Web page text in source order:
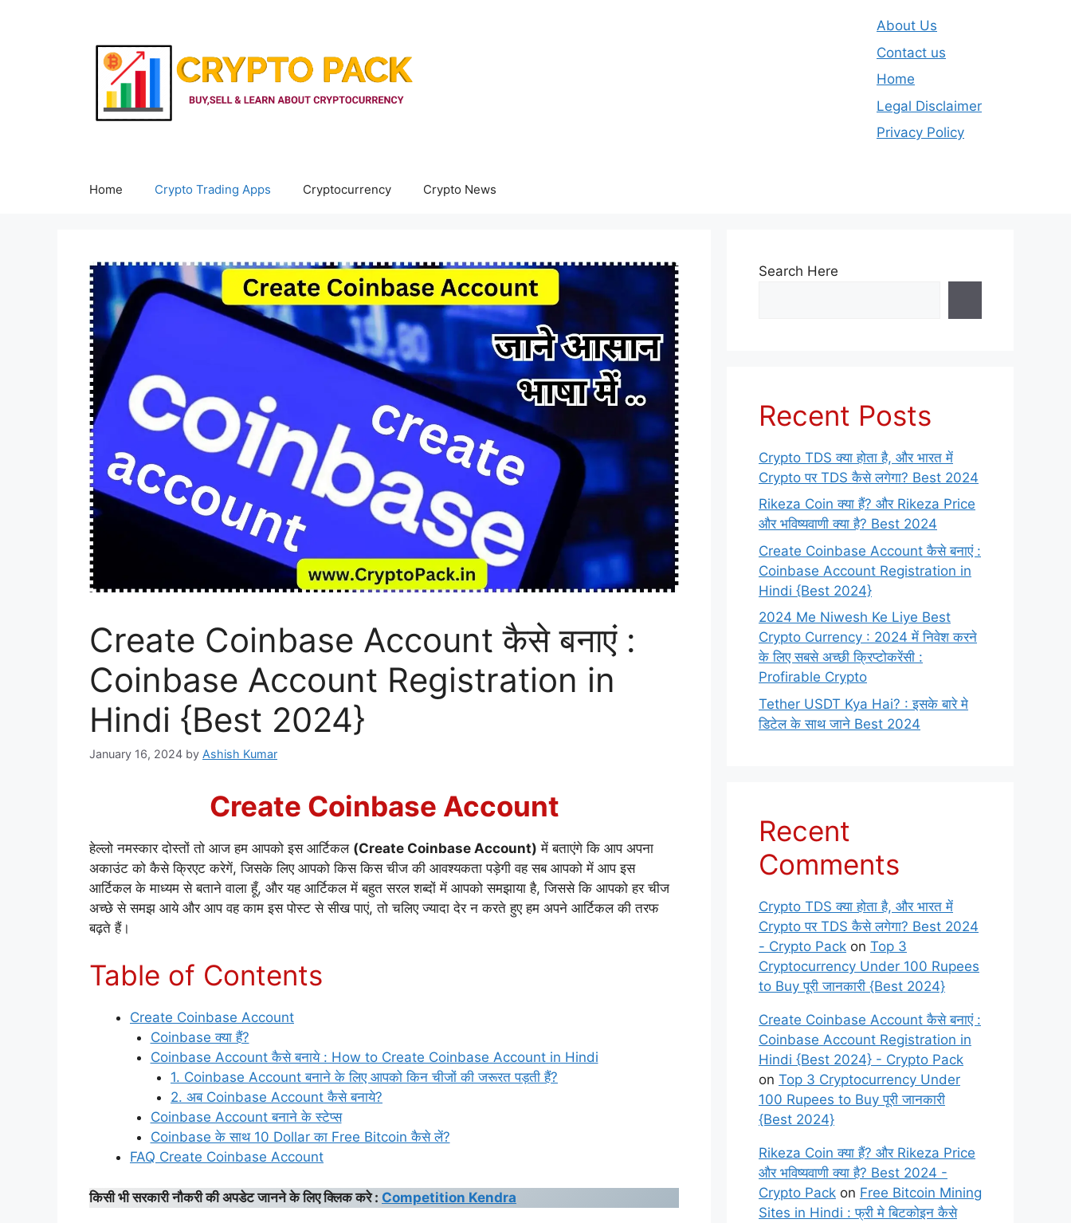
About Us
Contact us
Home
Legal Disclaimer
Privacy Policy
Home Crypto Trading Apps Cryptocurrency Crypto News
Create Coinbase Account कैसे बनाएं :
Coinbase Account Registration in
Hindi {Best 2024}
January 16, 2024 by Ashish Kumar
Create Coinbase Account
हेल्लो नमस्कार दोस्तों तो आज हम आपको इस आर्टिकल (Create Coinbase Account) में बताएंगे कि आप अपना
अकाउंट को कैसे क्रिएट करेगें, जिसके लिए आपको किस किस चीज की आवश्यकता पड़ेगी वह सब आपको में आप इस
आर्टिकल के माध्यम से बताने वाला हूँ, और यह आर्टिकल में बहुत सरल शब्दों में आपको समझाया है, जिससे कि आपको हर चीज
अच्छे से समझ आये और आप वह काम इस पोस्ट से सीख पाएं, तो चलिए ज्यादा देर न करते हुए हम अपने आर्टिकल की तरफ
बढ़ते हैं।
Table of Contents
Create Coinbase Account
Coinbase क्या हैं?
Coinbase Account कैसे बनाये : How to Create Coinbase Account in Hindi
1. Coinbase Account बनाने के लिए आपको किन चीजों की जरूरत पड़ती हैं?
2. अब Coinbase Account कैसे बनाये?
Coinbase Account बनाने के स्टेप्स
Coinbase के साथ 10 Dollar का Free Bitcoin कैसे लें?
FAQ Create Coinbase Account
किसी भी सरकारी नौकरी की अपडेट जानने के लिए क्लिक करे : Competition Kendra
Search Here
Recent Posts
Crypto TDS क्या होता है, और भारत में
Crypto पर TDS कैसे लगेगा? Best 2024
Rikeza Coin क्या हैं? और Rikeza Price
और भविष्यवाणी क्या है? Best 2024
Create Coinbase Account कैसे बनाएं :
Coinbase Account Registration in
Hindi {Best 2024}
2024 Me Niwesh Ke Liye Best
Crypto Currency : 2024 में निवेश करने
के लिए सबसे अच्छी क्रिप्टोकरेंसी :
Profirable Crypto
Tether USDT Kya Hai? : इसके बारे मे
डिटेल के साथ जाने Best 2024
Recent
Comments
Crypto TDS क्या होता है, और भारत में
Crypto पर TDS कैसे लगेगा? Best 2024
- Crypto Pack on Top 3
Cryptocurrency Under 100 Rupees
to Buy पूरी जानकारी {Best 2024}
Create Coinbase Account कैसे बनाएं :
Coinbase Account Registration in
Hindi {Best 2024} - Crypto Pack
on Top 3 Cryptocurrency Under
100 Rupees to Buy पूरी जानकारी
{Best 2024}
Rikeza Coin क्या हैं? और Rikeza Price
और भविष्यवाणी क्या है? Best 2024 -
Crypto Pack on Free Bitcoin Mining
Sites in Hindi : फ्री मे बिटकोइन कैसे